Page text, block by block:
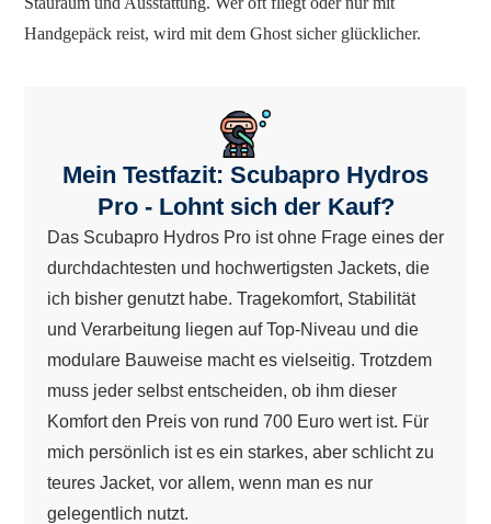
Handgepäck reist, wird mit dem Ghost sicher glücklicher.
Mein Testfazit: Scubapro Hydros
Pro - Lohnt sich der Kauf?
Das Scubapro Hydros Pro ist ohne Frage eines der
durchdachtesten und hochwertigsten Jackets, die
ich bisher genutzt habe. Tragekomfort, Stabilität
und Verarbeitung liegen auf Top-Niveau und die
modulare Bauweise macht es vielseitig. Trotzdem
muss jeder selbst entscheiden, ob ihm dieser
Komfort den Preis von rund 700 Euro wert ist. Für
mich persönlich ist es ein starkes, aber schlicht zu
teures Jacket, vor allem, wenn man es nur
gelegentlich nutzt.